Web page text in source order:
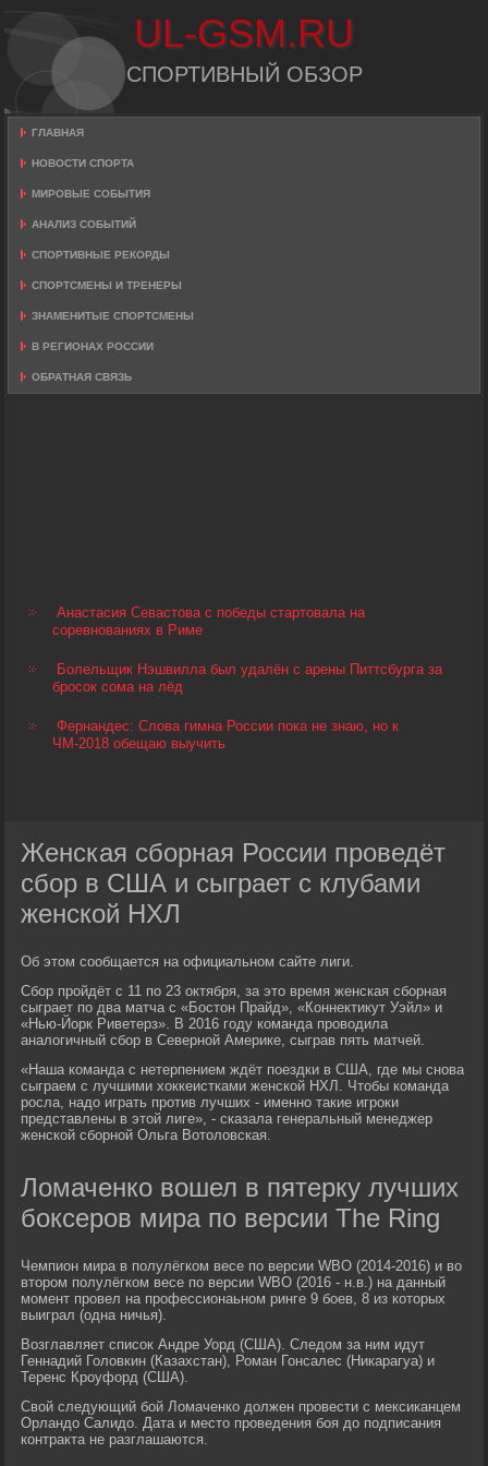
UL-GSM.RU
СПОРТИВНЫЙ ОБЗОР
ГЛАВНАЯ
НОВОСТИ СПОРТА
МИРОВЫЕ СОБЫТИЯ
АНАЛИЗ СОБЫТИЙ
СПОРТИВНЫЕ РЕКОРДЫ
СПОРТСМЕНЫ И ТРЕНЕРЫ
ЗНАМЕНИТЫЕ СПОРТСМЕНЫ
В РЕГИОНАХ РОССИИ
ОБРАТНАЯ СВЯЗЬ
Анастасия Севастова с победы стартовала на
соревнованиях в Риме
Болельщик Нэшвилла был удалён с арены Питтсбурга за
бросок сома на лёд
Фернандес: Слова гимна России пока не знаю, но к
ЧМ-2018 обещаю выучить
Женская сборная России проведёт
сбор в США и сыграет с клубами
женской НХЛ
Об этом сообщается на официальном сайте лиги.
Сбор пройдёт с 11 по 23 октября, за это время женская сборная
сыграет по два матча с «Бостон Прайд», «Коннектикут Уэйл» и
«Нью-Йорк Риветерз». В 2016 году команда проводила
аналогичный сбор в Северной Америке, сыграв пять матчей.
«Наша команда с нетерпением ждёт поездки в США, где мы снова
сыграем с лучшими хоккеистками женской НХЛ. Чтобы команда
росла, надо играть против лучших - именно такие игроки
представлены в этой лиге», - сказала генеральный менеджер
женской сборной Ольга Вотоловская.
Ломаченко вошел в пятерку лучших
боксеров мира по версии The Ring
Чемпион мира в полулёгком весе по версии WBO (2014-2016) и во
втором полулёгком весе по версии WBO (2016 - н.в.) на данный
момент провел на профессионаьном ринге 9 боев, 8 из которых
выиграл (одна ничья).
Возглавляет список Андре Уорд (США). Следом за ним идут
Геннадий Головкин (Казахстан), Роман Гонсалес (Никарагуа) и
Теренс Кроуфорд (США).
Свой следующий бой Ломаченко должен провести с мексиканцем
Орландо Салидо. Дата и место проведения боя до подписания
контракта не разглашаются.